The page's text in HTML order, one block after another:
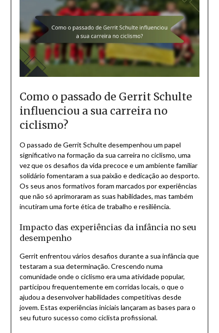
Como o passado de Gerrit Schulte
influenciou a sua carreira no
ciclismo?
O passado de Gerrit Schulte desempenhou um papel
significativo na formação da sua carreira no ciclismo, uma
vez que os desafios da vida precoce e um ambiente familiar
solidário fomentaram a sua paixão e dedicação ao desporto.
Os seus anos formativos foram marcados por experiências
que não só aprimoraram as suas habilidades, mas também
incutiram uma forte ética de trabalho e resiliência.
Impacto das experiências da infância no seu
desempenho
Gerrit enfrentou vários desafios durante a sua infância que
testaram a sua determinação. Crescendo numa
comunidade onde o ciclismo era uma atividade popular,
participou frequentemente em corridas locais, o que o
ajudou a desenvolver habilidades competitivas desde
jovem. Estas experiências iniciais lançaram as bases para o
seu futuro sucesso como ciclista profissional.